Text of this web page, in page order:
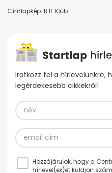
Címlapkép: RTL Klub
Iratkozz fel a hírlevelünkre,
legérdekesebb cikkekről!
Hozzájárulok, hogy a
hírlevel(ek)et küldjön